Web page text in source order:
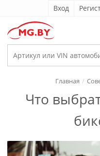
Вход
Что
Главная